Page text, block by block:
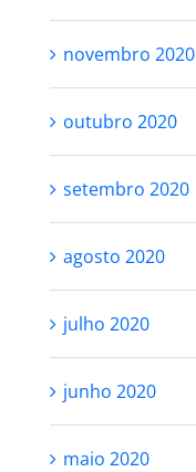
novembro 2020
outubro 2020
setembro 2020
agosto 2020
julho 2020
junho 2020
maio 2020